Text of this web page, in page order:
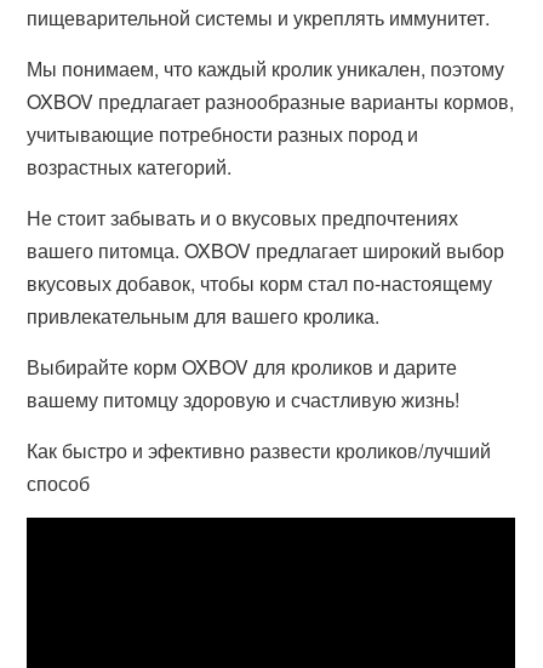
пищеварительной системы и укреплять иммунитет.
Мы понимаем, что каждый кролик уникален, поэтому
OXBOV предлагает разнообразные варианты кормов,
учитывающие потребности разных пород и
возрастных категорий.
Не стоит забывать и о вкусовых предпочтениях
вашего питомца. OXBOV предлагает широкий выбор
вкусовых добавок, чтобы корм стал по-настоящему
привлекательным для вашего кролика.
Выбирайте корм OXBOV для кроликов и дарите
вашему питомцу здоровую и счастливую жизнь!
Как быстро и эфективно развести кроликов/лучший
способ